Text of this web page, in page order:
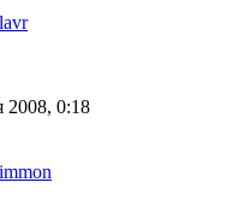
2008, 0:18